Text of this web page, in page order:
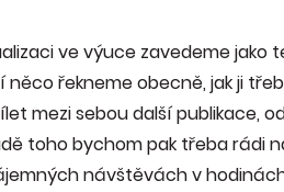
ve výuce zavedeme jako
řekneme obecně, jak ji
mezi sebou další publikace,
toho bychom pak třeba rádi
návštěvách v